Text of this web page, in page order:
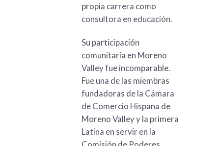
propia carrera como
consultora en educación.
Su participación
comunitaria en Moreno
Valley fue incomparable.
Fue una de las miembras
fundadoras de la Cámara
de Comercio Hispana de
Moreno Valley y la primera
Latina en servir en la